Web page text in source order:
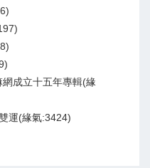
成立十五年專輯(緣
運(緣氣:3424)